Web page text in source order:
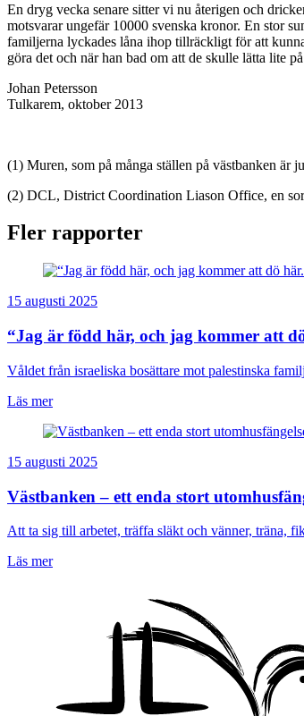
En dryg vecka senare sitter vi nu återigen och
motsvarar ungefär 10000 svenska kronor. En stor
familjerna lyckades låna ihop tillräckligt för att
göra det och när han bad om att de skulle lätta lite
Johan Petersson
Tulkarem, oktober 2013
(1) Muren, som på många ställen på västbanken är
(2) DCL, District Coordination Liason Office, en
Fler rapporter
15 augusti 2025
“Jag är född här, och jag kommer att
Våldet från israeliska bosättare mot palestinska
Läs mer
15 augusti 2025
Västbanken – ett enda stort
Att ta sig till arbetet, träffa släkt och vänner, träna,
Läs mer